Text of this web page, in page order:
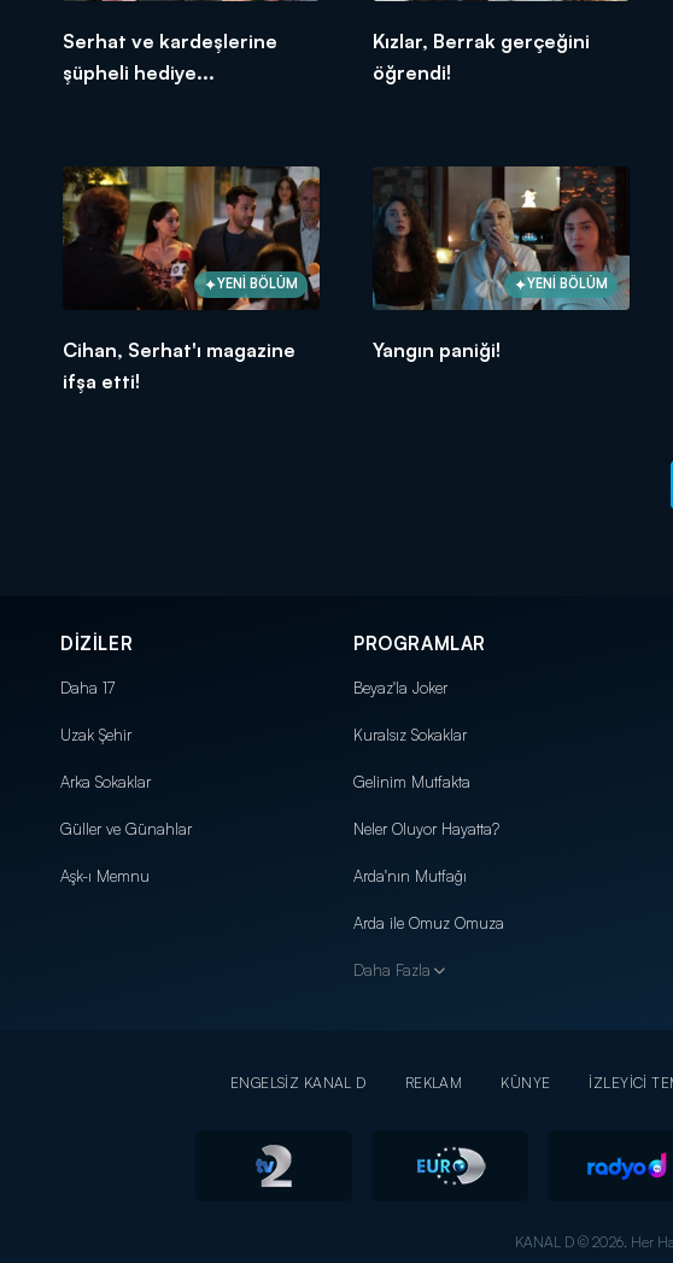
Serhat ve kardeşlerine
şüpheli hediye...
Kızlar, Berrak gerçeğini
öğrendi!
YENİ BÖLÜM
Cihan, Serhat'ı magazine
ifşa etti!
YENİ BÖLÜM
Yangın paniği!
DİZİLER
Daha 17
Uzak Şehir
Arka Sokaklar
Güller ve Günahlar
Aşk-ı Memnu
PROGRAMLAR
Beyaz'la Joker
Kuralsız Sokaklar
Gelinim Mutfakta
Neler Oluyor Hayatta?
Arda'nın Mutfağı
Arda ile Omuz Omuza
Daha Fazla
ENGELSİZ KANAL D REKLAM KÜNYE İZLEYİCİ
KANAL D © 2026. Her